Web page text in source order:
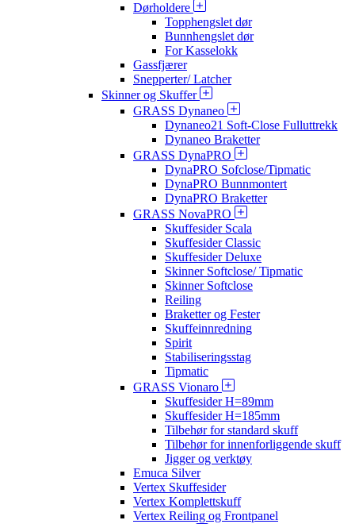
Dørholdere
Topphengslet dør
Bunnhengslet dør
For Kasselokk
Gassfjærer
Snepperter/ Latcher
Skinner og Skuffer
GRASS Dynaneo
Dynaneo21 Soft-Close Fulluttrekk
Dynaneo Braketter
GRASS DynaPRO
DynaPRO Sofclose/Tipmatic
DynaPRO Bunnmontert
DynaPRO Braketter
GRASS NovaPRO
Skuffesider Scala
Skuffesider Classic
Skuffesider Deluxe
Skinner Softclose/ Tipmatic
Skinner Softclose
Reiling
Braketter og Fester
Skuffeinnredning
Spirit
Stabiliseringsstag
Tipmatic
GRASS Vionaro
Skuffesider H=89mm
Skuffesider H=185mm
Tilbehør for standard skuff
Tilbehør for innenforliggende skuff
Jigger og verktøy
Emuca Silver
Vertex Skuffesider
Vertex Komplettskuff
Vertex Reiling og Frontpanel